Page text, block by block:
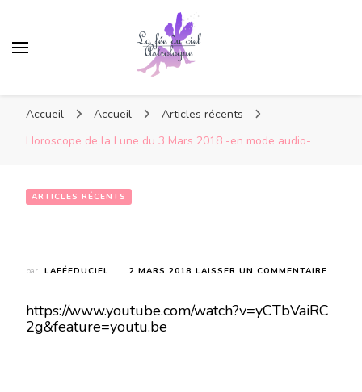
Accueil Accueil
Articles récents
Horoscope de la Lune du 3 Mars 2018 -en mode audio-
ARTICLES RÉCENTS
par LAFÉEDUCIEL 2 MARS 2018 LAISSER UN COMMENTAIRE
LA
https://www.youtube.com/watch?v=yCTbVaiRC
2g&feature=youtu.be